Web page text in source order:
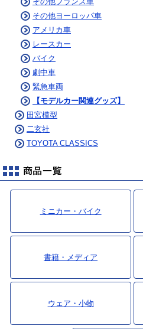
その他ヨーロッパ車
アメリカ車
レースカー
バイク
劇中車
緊急車両
【モデルカー関連グッズ】
田宮模型
二玄社
TOYOTA CLASSICS
ミニカー・バイク
書籍・メディア
ウェア・小物